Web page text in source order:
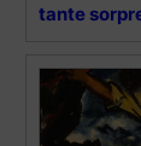
tante